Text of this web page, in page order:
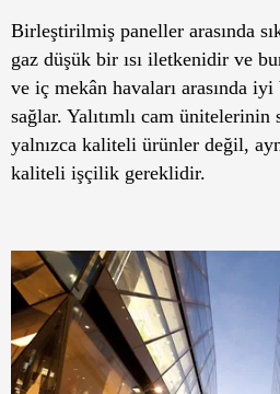
Birleştirilmiş paneller arasında
gaz düşük bir ısı iletkenidir ve
ve iç mekân havaları arasında iyi
sağlar. Yalıtımlı cam ünitelerinin
yalnızca kaliteli ürünler değil,
kaliteli işçilik gereklidir.